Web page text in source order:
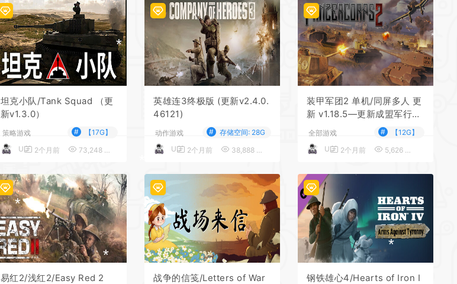
坦克小队/Tank Squad （更
新v1.3.0）
策略游戏 #
【17G】
UU
2个月前 73,248
英雄连3终极版 (更新v2.4.0.
46121)
动作游戏 #
存储空间: 28G
UU
2个月前 38,888
装甲军团2 单机/同屏多人 更
新 v1.18.5—更新成盟军行动
意大利第一卷DLC
全部游戏 #
【12G】
UU
2个月前 5,626
易红2/浅红2/Easy Red 2
战争的信笺/Letters of War
钢铁雄心4/Hearts of Iron I
*
*
*
*